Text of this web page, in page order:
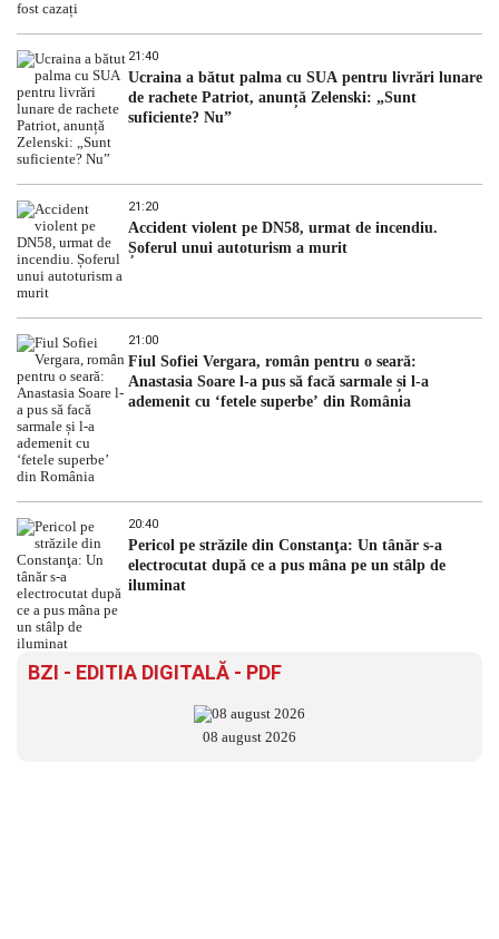
21:40
Ucraina a bătut palma cu SUA pentru livrări lunare
de rachete Patriot, anunță Zelenski: „Sunt
suficiente? Nu”
21:20
Accident violent pe DN58, urmat de incendiu.
Șoferul unui autoturism a murit
21:00
Fiul Sofiei Vergara, român pentru o seară:
Anastasia Soare l-a pus să facă sarmale și l-a
ademenit cu ‘fetele superbe’ din România
20:40
Pericol pe străzile din Constanţa: Un tânăr s-a
electrocutat după ce a pus mâna pe un stâlp de
iluminat
BZI - EDITIA DIGITALĂ - PDF
08 august 2026